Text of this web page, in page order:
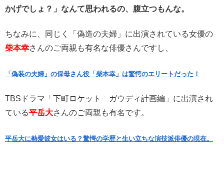
かげでしょ？」なんて思われるの、腹立つもんな。
ちなみに、同じく「偽造の夫婦」に出演されている女優の
柴本幸さんのご両親も有名な俳優さんですし、
「偽装の夫婦」の保母さん役「柴本幸」は驚愕のエリートだった！
TBSドラマ「下町ロケット ガウディ計画編」に出演され
ている平岳大さんのご両親も有名です。
平岳大に熱愛彼女はいる？驚愕の学歴と生い立ちな演技派俳優の現在。